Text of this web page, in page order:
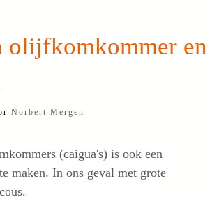
olijfkomkommer en
Norbert Mergen
(caigua's) is ook een
maken. In ons geval met grote